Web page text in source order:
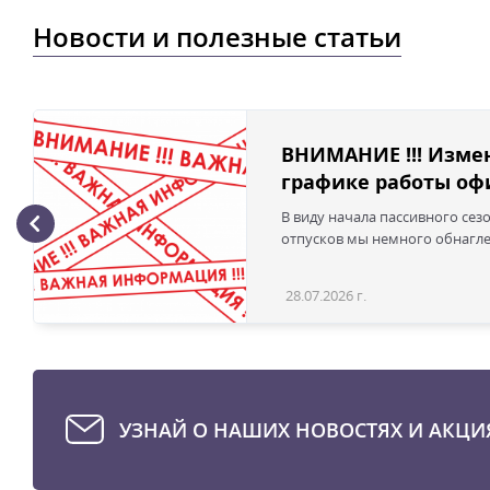
Новости и полезные статьи
ВНИМАНИЕ !!!
графике работы
В виду начала пассивного
отпусков мы немного
28.07.2026 г.
УЗНАЙ О НАШИХ НОВОСТЯХ И